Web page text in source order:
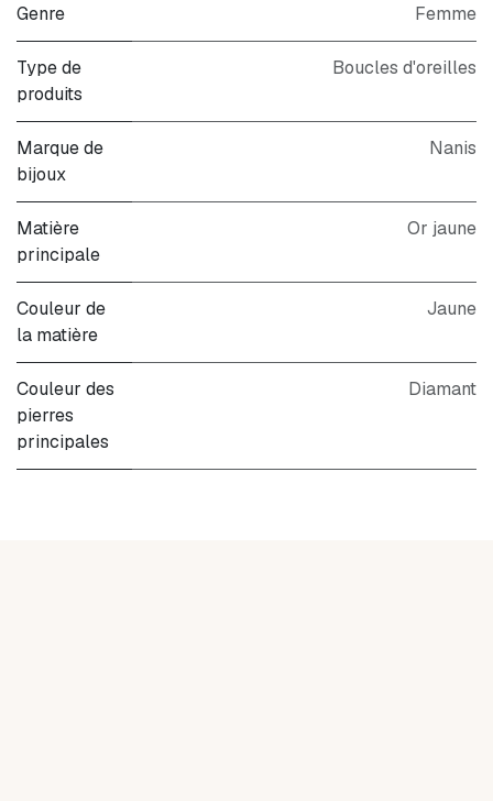
Genre Femme
Type de
produits
Boucles d'oreilles
Marque de
bijoux
Nanis
Matière
principale
Or jaune
Couleur de
la matière
Jaune
Couleur des
pierres
principales
Diamant